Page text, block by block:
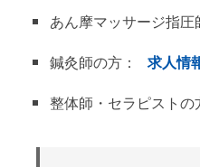
あん摩マッサージ指圧
鍼灸師の方：
求人情
整体師・セラピストの